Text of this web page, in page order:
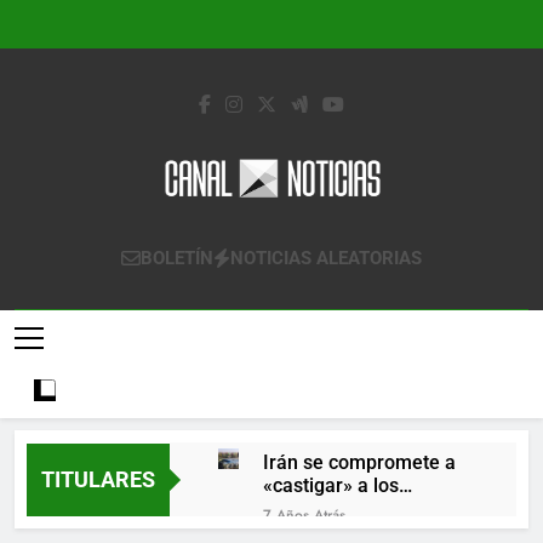
Canal Noticias
Canal Noticias
BOLETÍN NOTICIAS ALEATORIAS
TITULARES
Irán se compromete a
«castigar» a los
responsables de
derribar un avión
7 Años Atrás